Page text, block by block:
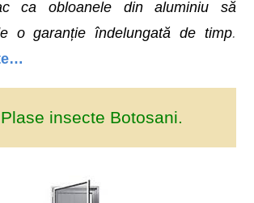
ca obloanele din aluminiu să
o garanție îndelungată de timp.
Plase insecte Botosani.